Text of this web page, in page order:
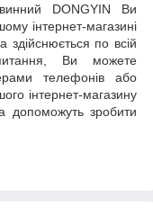
DONGYIN Ви
інтернет-магазині
по всій
Ви можете
телефонів або
інтернет-магазину
допоможуть зробити